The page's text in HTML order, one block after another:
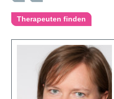
Therapeuten finden